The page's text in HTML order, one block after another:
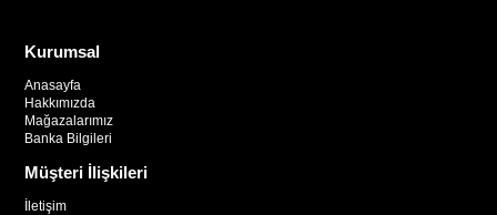
Kurumsal
Anasayfa
Hakkımızda
Mağazalarımız
Banka Bilgileri
Müşteri İlişkileri
İletişim